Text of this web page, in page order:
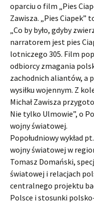
oparciu o film „Pies
Zawisza. „Pies Ciapek”
„Co by było, gdyby
narratorem jest pies
lotniczego 305. Film
odbiorcy zmagania
zachodnich aliantów, a
wysiłku wojennym. Z
Michał Zawisza
Nie tylko Ulmowie”, o
wojny światowej.
Popołudniowy wykład
wojny światowej w
Tomasz Domański,
światowej i relacjach
centralnego projektu
Polsce i stosunki